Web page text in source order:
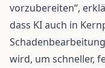
vorzubereiten“,
dass KI auch in
wird, um schneller,